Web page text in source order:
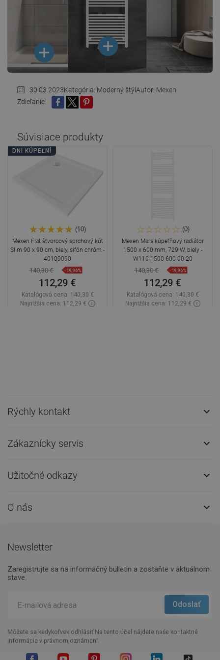
30.03.2023Kategória: Moderný štýlAutor: Mexen
Zdieľanie:
Súvisiace produkty
DNI KÚPEĽNÍ
(10)
Mexen Flat štvorcový sprchový kút
Slim 90 x 90 cm, biely, sifón chróm -
40109090
140,30 € -19,96%
112,29 €
Katalógová cena: 140,30 €
Najnižšia cena: 112,29 €
(0)
Mexen Mars kúpeľňový radiátor
1500 x 600 mm, 729 W, biely -
W110-1500-600-00-20
140,30 € -19,96%
112,29 €
Katalógová cena: 140,30 €
Najnižšia cena: 112,29 €
Rýchly kontakt 
Zákaznícky servis 
Užitočné odkazy 
O nás 
Newsletter
Zaregistrujte sa na informačný bulletin a zostaňte v aktuálnom
stave.
Môžete sa kedykoľvek odhlásiť.Na tento účel nájdete naše kontaktné
informácie v právnom oznámení.